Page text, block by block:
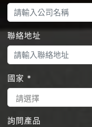
聯絡地址
國家 *
詢問產品